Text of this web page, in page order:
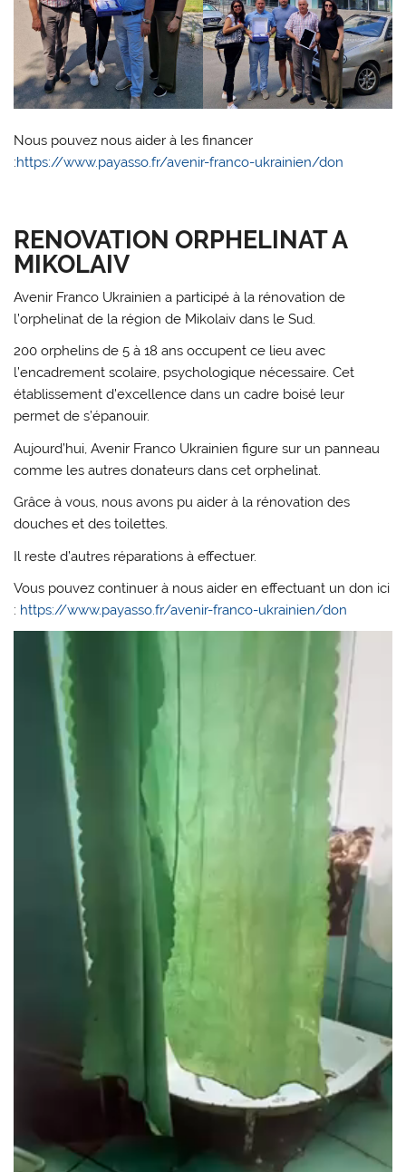
Nous pouvez nous aider à les financer
:https://www.payasso.fr/avenir-franco-ukrainien/don
RENOVATION ORPHELINAT A
MIKOLAIV
Avenir Franco Ukrainien a participé à la rénovation de
l’orphelinat de la région de Mikolaiv dans le Sud.
200 orphelins de 5 à 18 ans occupent ce lieu avec
l’encadrement scolaire, psychologique nécessaire. Cet
établissement d’excellence dans un cadre boisé leur
permet de s’épanouir.
Aujourd’hui, Avenir Franco Ukrainien figure sur un panneau
comme les autres donateurs dans cet orphelinat.
Grâce à vous, nous avons pu aider à la rénovation des
douches et des toilettes.
Il reste d’autres réparations à effectuer.
Vous pouvez continuer à nous aider en effectuant un don ici
: https://www.payasso.fr/avenir-franco-ukrainien/don